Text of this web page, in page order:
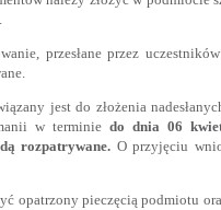
przez uczestników
jest do złożenia nadesłanych
w terminie do dnia 06
rozpatrywane. O przyjęciu
pieczęcią podmiotu oraz